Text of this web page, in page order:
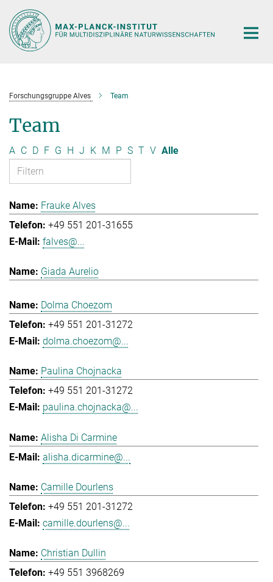
Hauptinhalt
Forschungsgruppe Alves Team
Team
A C D F G H J K M P S T V Alle
Frauke Alves
+49 551 201-31655
falves@...
Giada Aurelio
Dolma Choezom
+49 551 201-31272
dolma.choezom@...
Paulina Chojnacka
+49 551 201-31272
paulina.chojnacka@...
Alisha Di Carmine
alisha.dicarmine@...
Camille Dourlens
+49 551 201-31272
camille.dourlens@...
Christian Dullin
+49 551 3968269